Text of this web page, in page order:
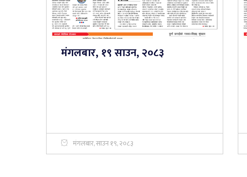
मंगलबार, १९ साउन, २०८३
मंगलबार, साउन १९, २०८३